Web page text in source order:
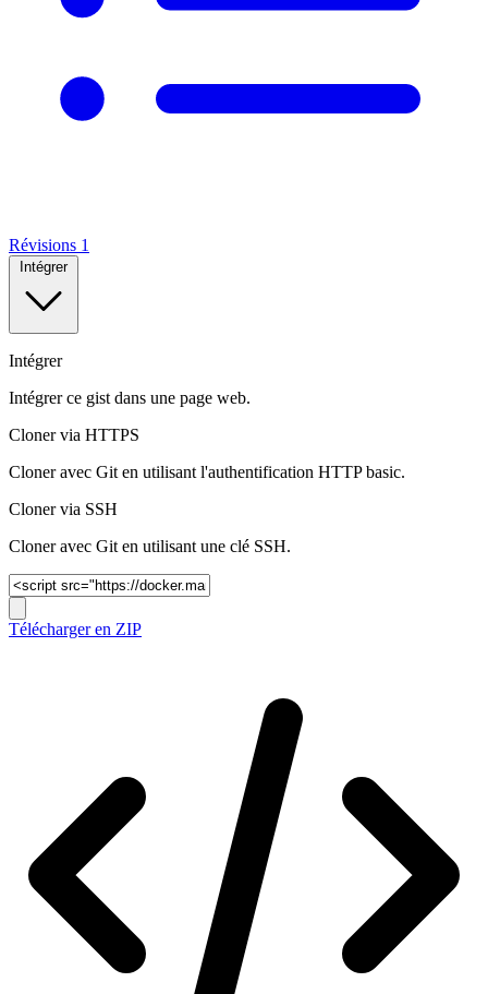
Révisions 1
Intégrer
Intégrer
Intégrer ce gist dans une page web.
Cloner via HTTPS
Cloner avec Git en utilisant l'authentification HTTP basic.
Cloner via SSH
Cloner avec Git en utilisant une clé SSH.
Télécharger en ZIP